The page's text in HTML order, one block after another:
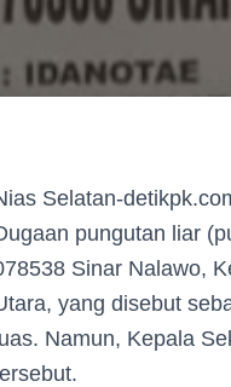
Selatan-
pungutan liar
Sinar Nalawo,
yang disebut
luas. Namun, Kepala